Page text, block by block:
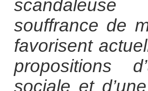
souffrance de
favorisent
propositions
sociale et